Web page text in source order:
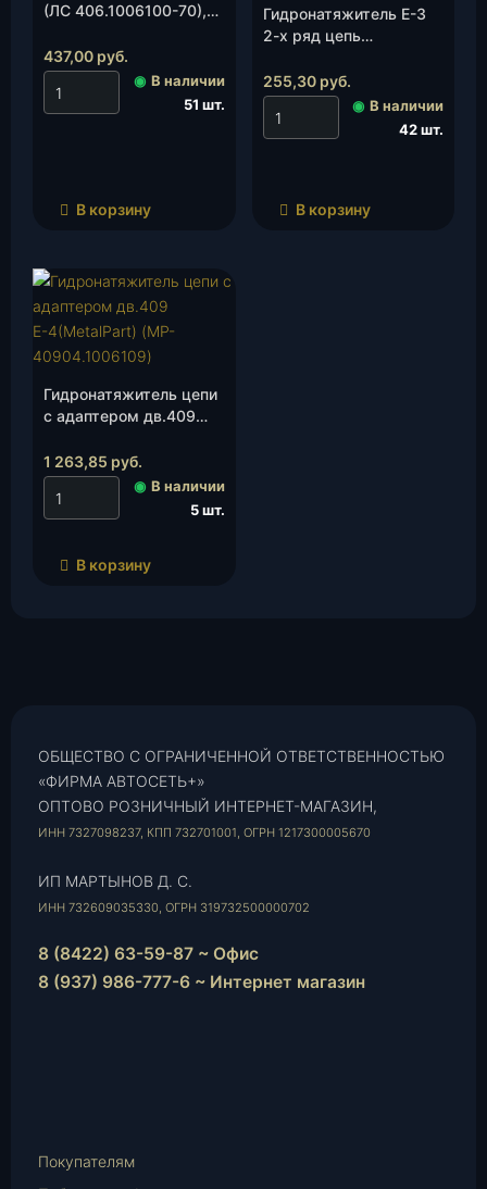
(ЛС 406.1006100-70),
437,00 руб.
◉ В наличии
51 шт.
В корзину
Гидронатяжитель Е-3
2-х ряд цепь
ЗМЗ, шт.
255,30 руб.
◉ В наличии
42 шт.
В корзину
Гидронатяжитель цепи
с адаптером дв.409
40904.1006109)
(910010), шт.
1 263,85 руб.
◉ В наличии
5 шт.
В корзину
ОБЩЕСТВО С ОГРАНИЧЕННОЙ ОТВЕТСТВЕННОСТЬЮ
«ФИРМА АВТОСЕТЬ+»
ОПТОВО РОЗНИЧНЫЙ ИНТЕРНЕТ-МАГАЗИН,
ИНН 7327098237, КПП 732701001, ОГРН 1217300005670
ИП МАРТЫНОВ Д. С.
ИНН 732609035330, ОГРН 319732500000702
8 (8422) 63-59-87 ~ Офис
8 (937) 986-777-6 ~ Интернет магазин
Mail
Покупателям